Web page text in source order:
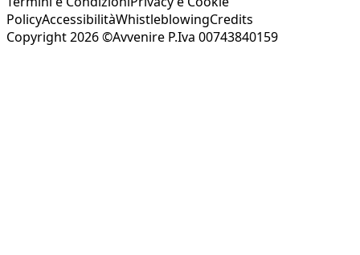
PolicyAccessibilitàWhistleblowingCredits
Copyright 2026 ©Avvenire P.Iva 00743840159